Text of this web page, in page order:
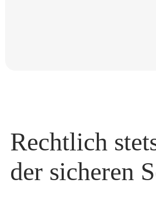
Rechtlich
der sicheren